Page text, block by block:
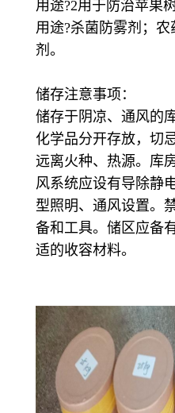
用途?2用于防治苹果
用途?杀菌防雾剂；
剂。
储存注意事项：
储存于阴凉、通风的
化学品分开存放，切
远离火种、热源。库
风系统应设有导除静
型照明、通风设置。
备和工具。储区应备
适的收容材料。